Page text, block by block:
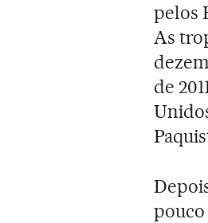
pelos
As
de
pouco